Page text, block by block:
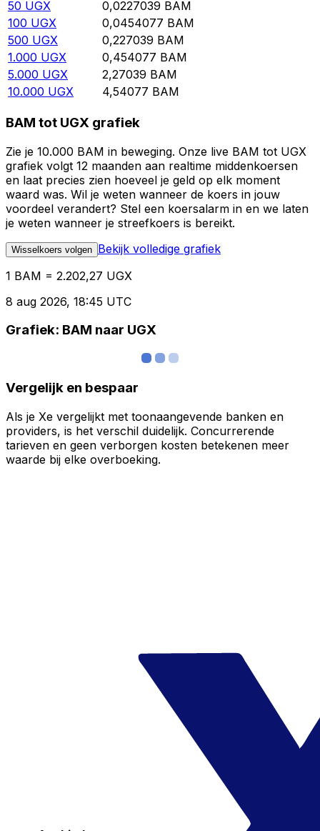
50 UGX 0,0227039 BAM
100 UGX 0,0454077 BAM
500 UGX 0,227039 BAM
1.000 UGX 0,454077 BAM
5.000 UGX 2,27039 BAM
10.000 UGX 4,54077 BAM
BAM tot UGX grafiek
Zie je 10.000 BAM in beweging. Onze live BAM tot UGX
grafiek volgt 12 maanden aan realtime middenkoersen
en laat precies zien hoeveel je geld op elk moment
waard was. Wil je weten wanneer de koers in jouw
voordeel verandert? Stel een koersalarm in en we laten
je weten wanneer je streefkoers is bereikt.
Wisselkoers volgen Bekijk volledige grafiek
1 BAM = 2.202,27 UGX
8 aug 2026, 18:45 UTC
Grafiek: BAM naar UGX
Vergelijk en bespaar
Als je Xe vergelijkt met toonaangevende banken en
providers, is het verschil duidelijk. Concurrerende
tarieven en geen verborgen kosten betekenen meer
waarde bij elke overboeking.